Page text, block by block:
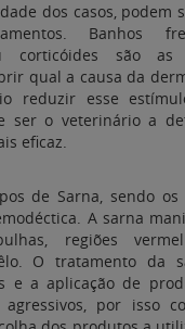
dos casos, podem
Banhos
corticóides são as
qual a causa da
reduzir esse
ser o veterinário a
eficaz.
de Sarna, sendo
A sarna
regiões
O tratamento da
e a aplicação de
por isso